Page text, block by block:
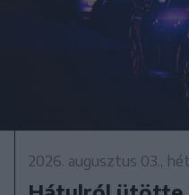
2026. augusztus 03.,